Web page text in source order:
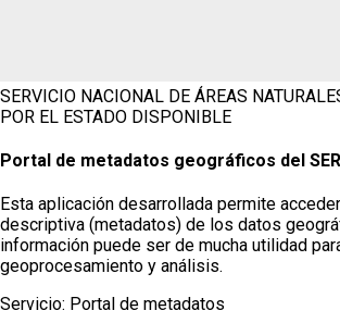
SERVICIO NACIONAL DE ÁREAS
POR EL ESTADO DISPONIBLE
Portal de metadatos geográficos del
Esta aplicación desarrollada permite
descriptiva (metadatos) de los datos
información puede ser de mucha utilidad
geoprocesamiento y análisis.
Servicio: Portal de metadatos